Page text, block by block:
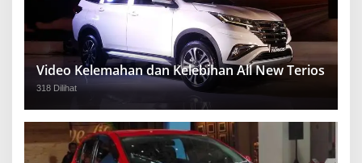
Video Kelemahan dan Kelebihan All New Terios
318 Dilihat